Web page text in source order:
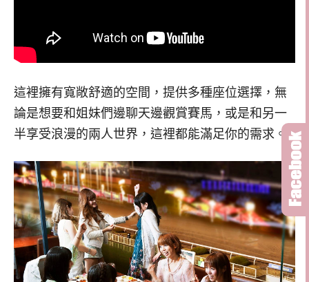
這裡擁有寬敞舒適的空間，提供多種座位選擇，無
論是想要和姐妹們邊聊天邊觀賞賽馬，或是和另一
半享受浪漫的兩人世界，這裡都能滿足你的需求 。